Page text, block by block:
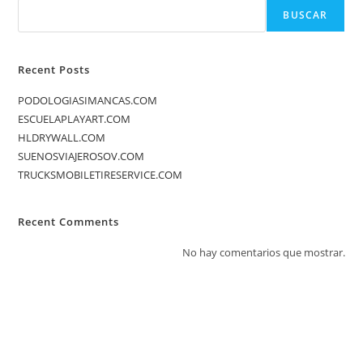
BUSCAR
Recent Posts
PODOLOGIASIMANCAS.COM
ESCUELAPLAYART.COM
HLDRYWALL.COM
SUENOSVIAJEROSOV.COM
TRUCKSMOBILETIRESERVICE.COM
Recent Comments
No hay comentarios que mostrar.